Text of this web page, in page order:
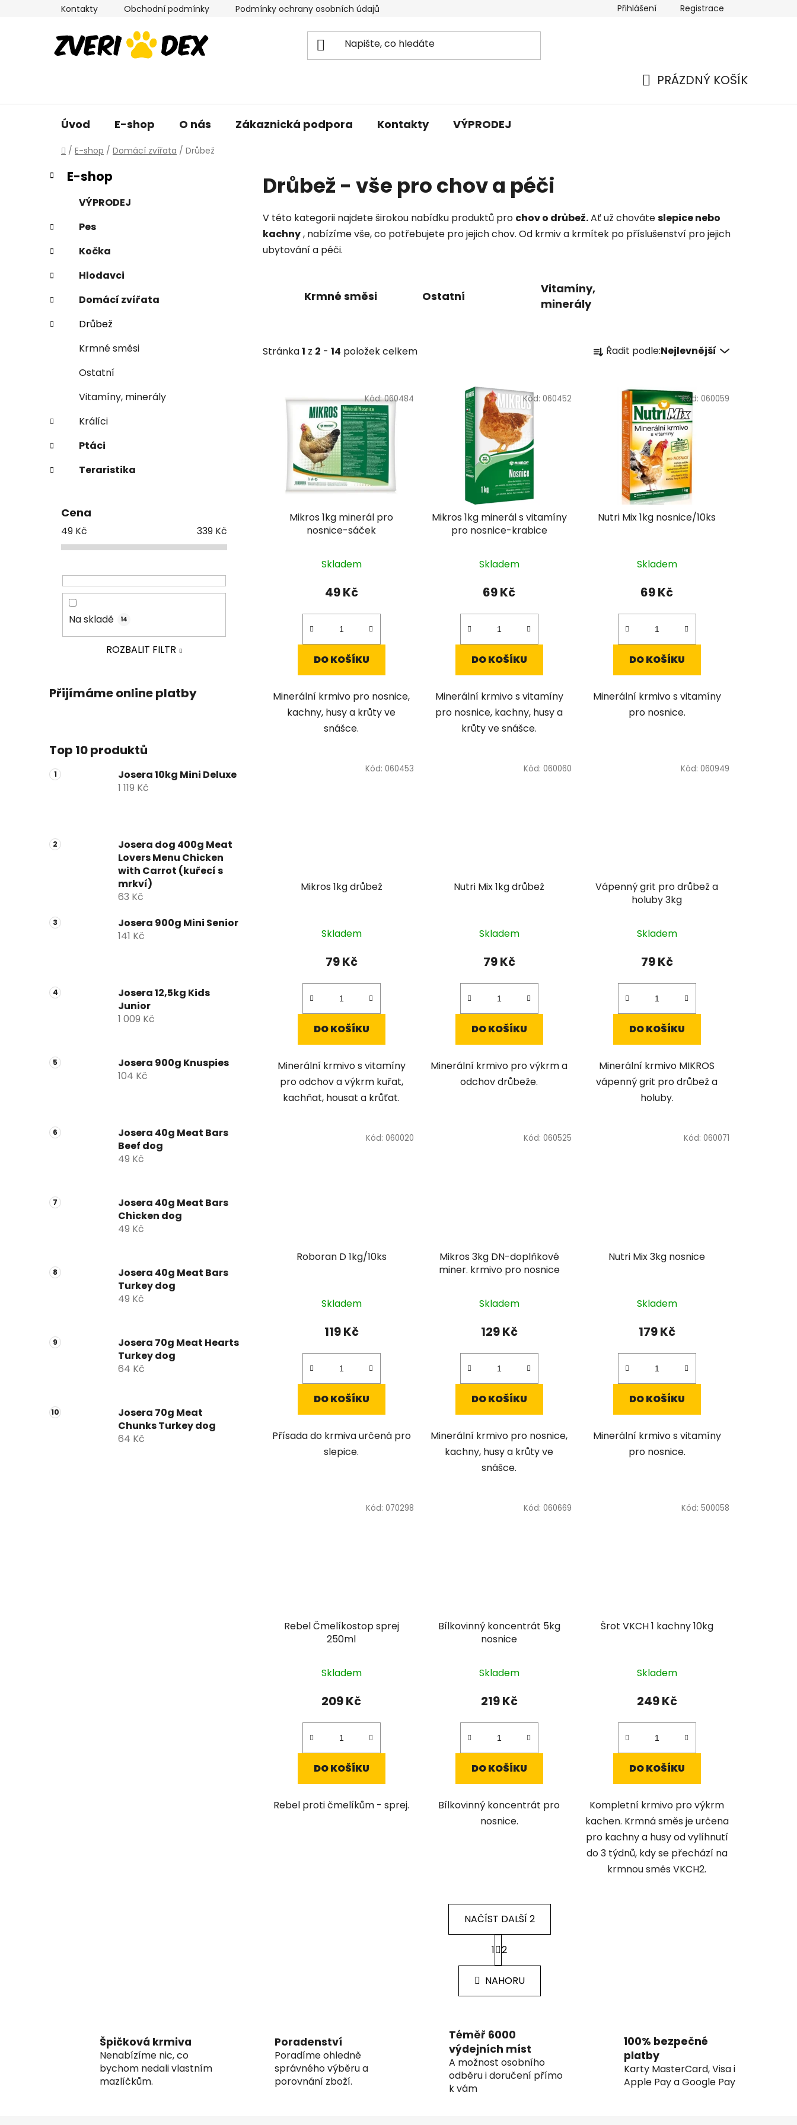
Kontakty Obchodní podmínky Podmínky ochrany osobních údajů Přihlášení Registrace
PRÁZDNÝ KOŠÍK
Úvod E-shop O nás Zákaznická podpora Kontakty VÝPRODEJ
Domů
/ E-shop / Domácí zvířata / Drůbež
P
o
r
a
n
í
p
a
Přeskočit
kategorie
K
a
g
o
r
i
e
E-shop
VÝPRODEJ
Pes
Kočka
Hlodavci
Domácí zvířata
Drůbež
Krmné směsi
Ostatní
Vitamíny, minerály
Králíci
Ptáci
Teraristika
Cena
49 Kč 339 Kč
Na skladě 14
ROZBALIT FILTR
Přijímáme online platby
Top 10 produktů
Josera 10kg Mini Deluxe
1 119 Kč
Josera dog 400g Meat
Lovers Menu Chicken
with Carrot (kuřecí s
mrkví)
63 Kč
Josera 900g Mini Senior
141 Kč
Josera 12,5kg Kids
Junior
1 009 Kč
Josera 900g Knuspies
104 Kč
Josera 40g Meat Bars
Beef dog
49 Kč
Josera 40g Meat Bars
Chicken dog
49 Kč
Josera 40g Meat Bars
Turkey dog
49 Kč
Josera 70g Meat Hearts
Turkey dog
64 Kč
Josera 70g Meat
Chunks Turkey dog
64 Kč
Drůbež - vše pro chov a péči
V této kategorii najdete širokou nabídku produktů pro chov o drůbež.Ať už chováteslepice nebo
kachny, nabízíme vše, co potřebujete pro jejich chov. Od krmiv a krmítek po příslušenství pro jejich
ubytování a péči.
Krmné směsi Ostatní
Vitamíny,
minerály
Stránka1 z 2 - 14 položek celkem a
k
Řadit podle:Nejlevnější
Mikros 1kg minerál pro
nosnice-sáček
Skladem
49 Kč
DO KOŠÍKU
Minerální krmivo pro nosnice,
kachny, husy a krůty ve
snášce.
Kód:060484
Mikros 1kg minerál s vitamíny
pro nosnice-krabice
Skladem
69 Kč
DO KOŠÍKU
Minerální krmivo s vitamíny
pro nosnice, kachny, husy a
krůty ve snášce.
Kód: 060452
Nutri Mix 1kg nosnice/10ks
Skladem
69 Kč
DO KOŠÍKU
Minerální krmivo s vitamíny
pro nosnice.
Kód: 060059
Mikros 1kg drůbež
Skladem
79 Kč
DO KOŠÍKU
Minerální krmivo s vitamíny
pro odchov a výkrm kuřat,
kachňat, housat a krůťat.
Kód: 060453
Nutri Mix 1kg drůbež
Skladem
79 Kč
DO KOŠÍKU
Minerální krmivo pro výkrm a
odchov drůbeže.
Kód: 060060
Vápenný grit pro drůbež a
holuby 3kg
Skladem
79 Kč
DO KOŠÍKU
Minerální krmivo MIKROS
vápenný grit pro drůbež a
holuby.
Kód: 060949
Roboran D 1kg/10ks
Skladem
119 Kč
DO KOŠÍKU
Přísada do krmiva určená pro
slepice.
Kód: 060020
Mikros 3kg DN-doplňkové
miner. krmivo pro nosnice
Skladem
129 Kč
DO KOŠÍKU
Minerální krmivo pro nosnice,
kachny, husy a krůty ve
snášce.
Kód: 060525
Nutri Mix 3kg nosnice
Skladem
179 Kč
DO KOŠÍKU
Minerální krmivo s vitamíny
pro nosnice.
Kód: 060071
Rebel Čmelíkostop sprej
250ml
Skladem
209 Kč
DO KOŠÍKU
Rebel proti čmelíkům - sprej.
Kód: 070298
Bílkovinný koncentrát 5kg
nosnice
Skladem
219 Kč
DO KOŠÍKU
Bílkovinný koncentrát pro
nosnice.
Kód: 060669
Šrot VKCH 1 kachny 10kg
Skladem
249 Kč
DO KOŠÍKU
Kompletní krmivo pro výkrm
kachen. Krmná směs je určena
pro kachny a husy od vylíhnutí
do 3 týdnů, kdy se přechází na
krmnou směs VKCH2.
Kód: 500058
O
v
l
á
c
í
p
r
NAČÍST DALŠÍ 2
S
t
r
á
n
k
á
n
í
1 2
NAHORU
Špičková krmiva
Nenabízíme nic, co
bychom nedali vlastním
mazlíčkům.
Poradenství
Poradíme ohledně
správného výběru a
porovnání zboží.
Téměř 6000
výdejních míst
A možnost osobního
odběru i doručení přímo
k vám
100% bezpečné
platby
Karty MasterCard, Visa i
Apple Pay a Google Pay